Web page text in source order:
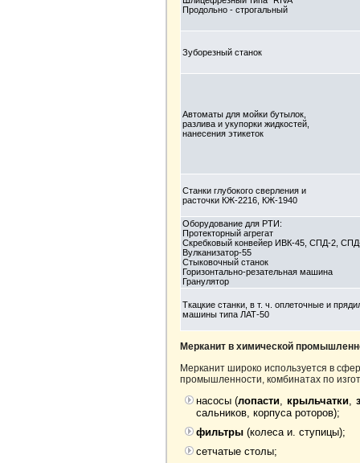
Продольно - строгальный
Зуборезный станок
Автоматы для мойки бутылок,
разлива и укупорки жидкостей,
нанесения этикеток
Станки глубокого сверления и
расточки КЖ-2216, КЖ-1940
Оборудование для РТИ:
Протекторный агрегат
Скребковый конвейер ИВК-45, СПД-2,
Вулканизатор-55
Стыковочный станок
Горизонтально-резательная машина
Гранулятор
Ткацкие станки, в т. ч. оплеточные и
машины типа ЛАТ-50
Мерканит в химической
Мерканит широко используется в
промышленности, комбинатах по
насосы (лопасти ,крыльчатки
сальников, корпуса роторов);
фильтры(колеса и. ступицы);
сетчатые столы;